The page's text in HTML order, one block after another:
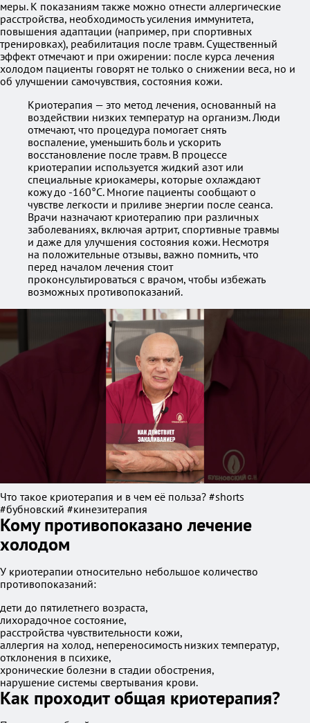
меры. К показаниям также можно отнести аллергические
расстройства, необходимость усиления иммунитета,
повышения адаптации (например, при спортивных
тренировках), реабилитация после травм. Существенный
эффект отмечают и при ожирении: после курса лечения
холодом пациенты говорят не только о снижении веса, но и
об улучшении самочувствия, состояния кожи.
Криотерапия — это метод лечения, основанный на
воздействии низких температур на организм. Люди
отмечают, что процедура помогает снять
воспаление, уменьшить боль и ускорить
восстановление после травм. В процессе
криотерапии используется жидкий азот или
специальные криокамеры, которые охлаждают
кожу до -160°C. Многие пациенты сообщают о
чувстве легкости и приливе энергии после сеанса.
Врачи назначают криотерапию при различных
заболеваниях, включая артрит, спортивные травмы
и даже для улучшения состояния кожи. Несмотря
на положительные отзывы, важно помнить, что
перед началом лечения стоит
проконсультироваться с врачом, чтобы избежать
возможных противопоказаний.
Что такое криотерапия и в чем её польза? #shorts
#бубновский #кинезитерапия
Кому противопоказано лечение
холодом
У криотерапии относительно небольшое количество
противопоказаний:
дети до пятилетнего возраста,
лихорадочное состояние,
расстройства чувствительности кожи,
аллергия на холод, непереносимость низких температур,
отклонения в психике,
хронические болезни в стадии обострения,
нарушение системы свертывания крови.
Как проходит общая криотерапия?